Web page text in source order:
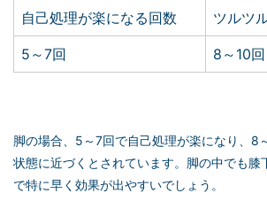
自己処理が楽になる回数 ツルツ
5～7回 8～10回
脚の場合、5～7回で自己処理が楽になり、8
状態に近づくとされています。脚の中でも膝
で特に早く効果が出やすいでしょう。